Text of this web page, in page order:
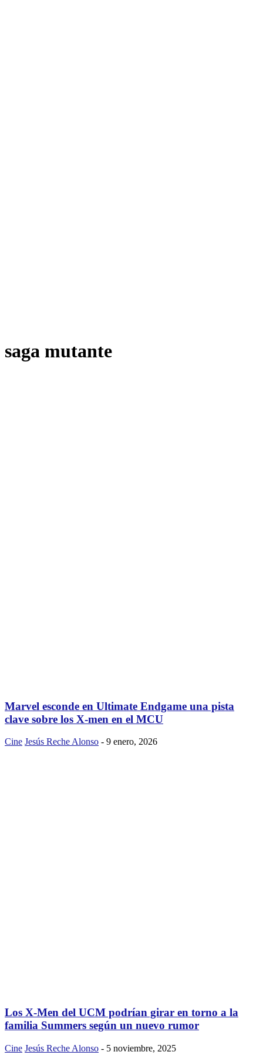
saga mutante
Marvel esconde en Ultimate Endgame una pista
clave sobre los X-men en el MCU
Cine Jesús Reche Alonso - 9 enero, 2026
Los X-Men del UCM podrían girar en torno a la
familia Summers según un nuevo rumor
Cine Jesús Reche Alonso - 5 noviembre, 2025